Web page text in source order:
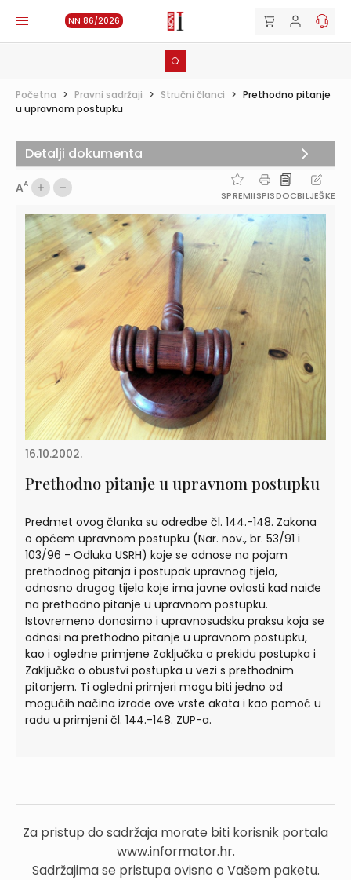
NN 86/2026
Početna > Pravni sadržaji > Stručni članci > Prethodno pitanje
u upravnom postupku
AA
SPREMIISPISDOCBILJEŠKE
16.10.2002.
Prethodno pitanje u upravnom postupku
Predmet ovog članka su odredbe čl. 144.-148. Zakona
o općem upravnom postupku (Nar. nov., br. 53/91 i
103/96 - Odluka USRH) koje se odnose na pojam
prethodnog pitanja i postupak upravnog tijela,
odnosno drugog tijela koje ima javne ovlasti kad naiđe
na prethodno pitanje u upravnom postupku.
Istovremeno donosimo i upravnosudsku praksu koja se
odnosi na prethodno pitanje u upravnom postupku,
kao i ogledne primjene Zaključka o prekidu postupka i
Zaključka o obustvi postupka u vezi s prethodnim
pitanjem. Ti ogledni primjeri mogu biti jedno od
mogućih načina izrade ove vrste akata i kao pomoć u
radu u primjeni čl. 144.-148. ZUP-a.
Za pristup do sadržaja morate biti korisnik portala
www.informator.hr.
Sadržajima se pristupa ovisno o Vašem paketu.
Detalji dokumenta